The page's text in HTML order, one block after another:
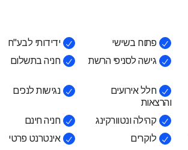
פתוח בשישי
ידידותי לבע"ח
גישה לסניפי הרשת חניה בתשלום
חלל אירועים
והרצאות
נגישות לנכים
קהילה ונטוורקינג
חניה חינם
לוקרים
אינטרנט פרטי